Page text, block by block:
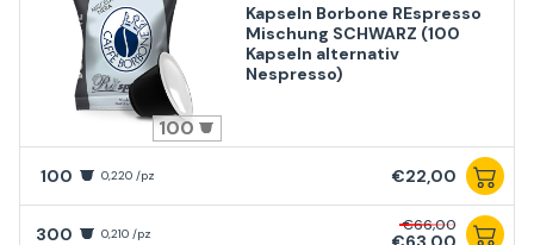
100
Kapseln Borbone REspresso
Mischung SCHWARZ (100
Kapseln alternativ
Nespresso)
100 0,220 /pz €22,00
300 0,210 /pz €66,00